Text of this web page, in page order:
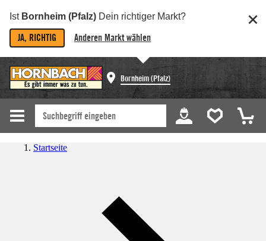
Ist Bornheim (Pfalz) Dein richtiger Markt?
JA, RICHTIG Anderen Markt wählen
Bornheim (Pfalz)
Startseite